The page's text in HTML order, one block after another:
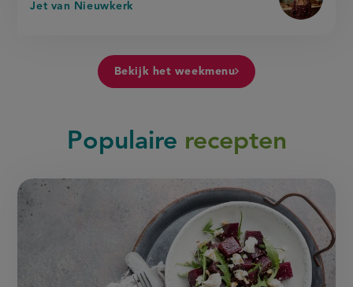
Jet van Nieuwkerk
Bekijk het weekmenu
Populaire recepten